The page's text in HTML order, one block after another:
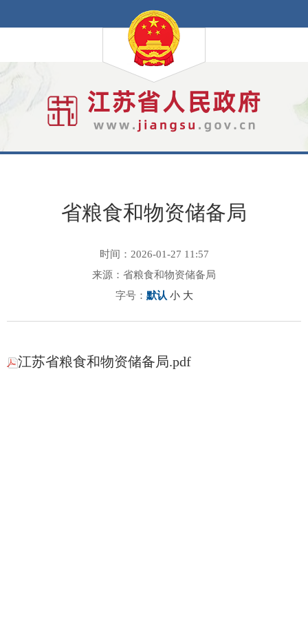
省粮食和物资储备局
时间：2026-01-27 11:57
来源：省粮食和物资储备局
字号： 默认 小 大
江苏省粮食和物资储备局.pdf